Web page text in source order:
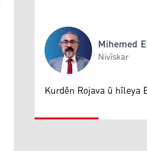
Mihemed Eli Destmalî
Mihemed
Nivîskar
Kurdên Rojava û hîleya